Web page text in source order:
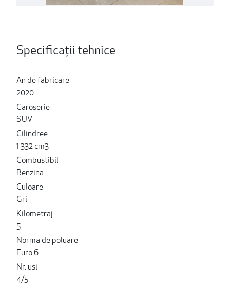
Specificații tehnice
An de fabricare
2020
Caroserie
SUV
Cilindree
1 332 cm3
Combustibil
Benzina
Culoare
Gri
Kilometraj
5
Norma de poluare
Euro 6
Nr. usi
4/5